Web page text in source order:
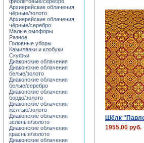
Шёлк
1955.00 руб.
Архиерейские облачения
чёрные/золото
Архиерейские облачения
чёрные/серебро
Малые омофоры
Разное
Головные уборы
Камилавки и клобуки
Скуфьи
Диаконские облачения
Диаконские облачения
белые/золото
Диаконские облачения
белые/серебро
Диаконские облачения
бордо/золото
Диаконские облачения
жёлтые/золото
Диаконские облачения
зелёные/золото
Диаконские облачения
красные/золото
Диаконские облачения